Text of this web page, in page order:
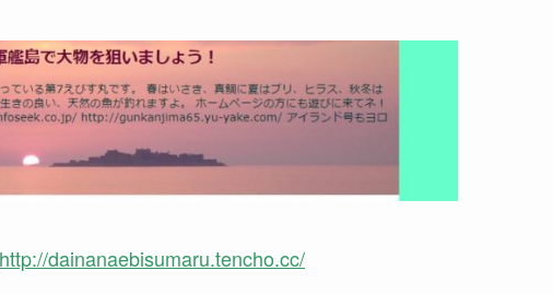
http://dainanaebisumaru.tencho.cc/